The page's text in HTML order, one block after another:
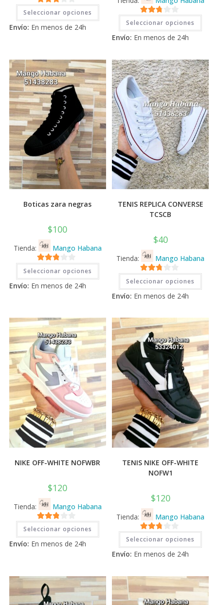
2.71
de 5
Seleccionar opciones
Este
producto
tiene
múltiples
variantes.
pueden
elegir
en
la
página
de
producto
Envío: En menos de 24h
2.71
de 5
Seleccionar opciones
Este
tiene
se
en
la
de
Envío: En menos de 24h
Boticas zara negras
$100
Tienda: Mango Habana
2.71
de 5
Seleccionar opciones
Este
producto
tiene
múltiples
variantes.
pueden
elegir
en
la
página
producto
Envío: En menos de 24h
TENIS REPLICA CONVERSE
TCSCB
$40
Tienda: Mango Habana
2.71
de 5
Seleccionar opciones
Este
tiene
se
en
la
de
Envío: En menos de 24h
NIKE OFF-WHITE NOFWBR
$120
Tienda: Mango Habana
2.71
de 5
Seleccionar opciones
Este
producto
tiene
múltiples
variantes.
pueden
elegir
la
Envío: En menos de 24h
TENIS NIKE OFF-WHITE
NOFW1
$120
Tienda: Mango Habana
2.71
de 5
Seleccionar opciones
Este
tiene
se
en
Envío: En menos de 24h